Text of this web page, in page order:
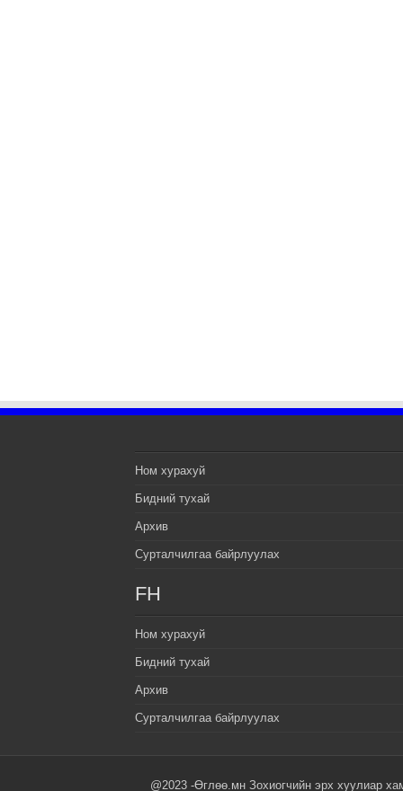
Ном хурахуй
Бидний тухай
Архив
Сурталчилгаа байрлуулах
FH
Ном хурахуй
Бидний тухай
Архив
Сурталчилгаа байрлуулах
@2023 -Өглөө.мн Зохиогчийн эрх хуулиар